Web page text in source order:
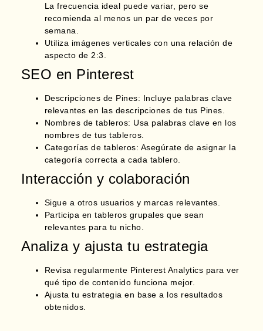
La frecuencia ideal puede variar, pero se
recomienda al menos un par de veces por
semana.
Utiliza imágenes verticales con una relación de
aspecto de 2:3.
SEO en Pinterest
Descripciones de Pines: Incluye palabras clave
relevantes en las descripciones de tus Pines.
Nombres de tableros: Usa palabras clave en los
nombres de tus tableros.
Categorías de tableros: Asegúrate de asignar la
categoría correcta a cada tablero.
Interacción y colaboración
Sigue a otros usuarios y marcas relevantes.
Participa en tableros grupales que sean
relevantes para tu nicho.
Analiza y ajusta tu estrategia
Revisa regularmente Pinterest Analytics para ver
qué tipo de contenido funciona mejor.
Ajusta tu estrategia en base a los resultados
obtenidos.